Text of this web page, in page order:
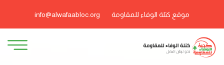
موقع كتلة الوفاء للمقاومة info@alwafaabloc.org